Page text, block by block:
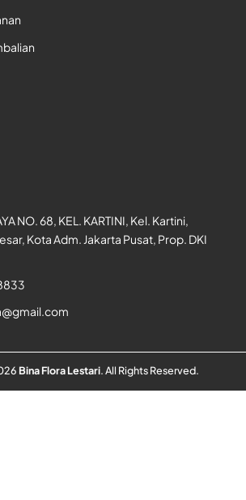
NO. 68, KEL. KARTINI, Kel. Kartini,
Kota Adm. Jakarta Pusat, Prop. DKI
Bina Flora Lestari. All Rights Reserved.